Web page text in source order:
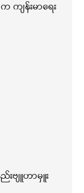
ကျန်းမာရေး
းဗျူဟာမှူး